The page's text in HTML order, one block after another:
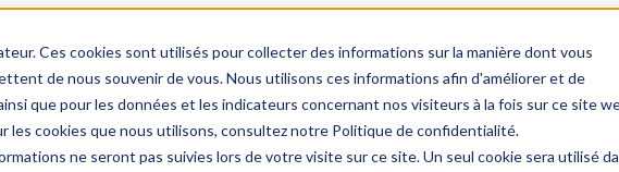
Ces cookies sont utilisés pour collecter des informations sur la manière dont vous
de nous souvenir de vous. Nous utilisons ces informations afin d'améliorer et de
que pour les données et les indicateurs concernant nos visiteurs à la fois sur ce site
les cookies que nous utilisons, consultez notre Politique de confidentialité.
ne seront pas suivies lors de votre visite sur ce site. Un seul cookie sera utilisé